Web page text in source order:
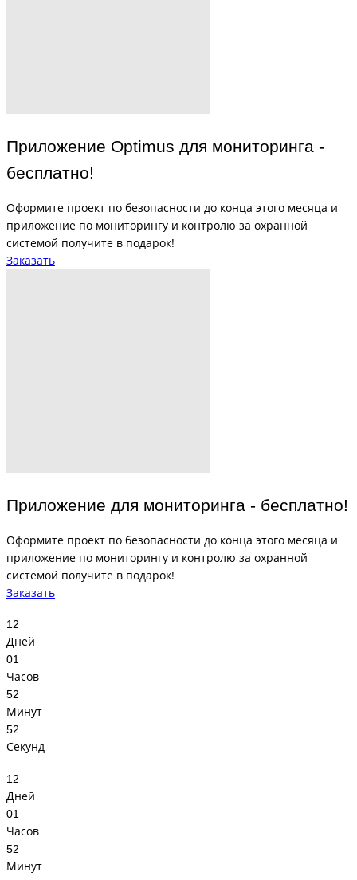
Приложение Optimus для мониторинга -
бесплатно!
Оформите проект по безопасности до конца этого месяца и
приложение по мониторингу и контролю за охранной
системой получите в подарок!
Заказать
Приложение для мониторинга - бесплатно!
Оформите проект по безопасности до конца этого месяца и
приложение по мониторингу и контролю за охранной
системой получите в подарок!
Заказать
12
Дней
01
Часов
52
Минут
52
Секунд
12
Дней
01
Часов
52
Минут